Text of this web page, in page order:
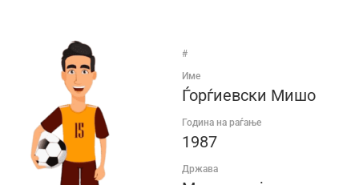
#
Име
Ѓорѓиевски Мишо
Година на раѓање
1987
Држава